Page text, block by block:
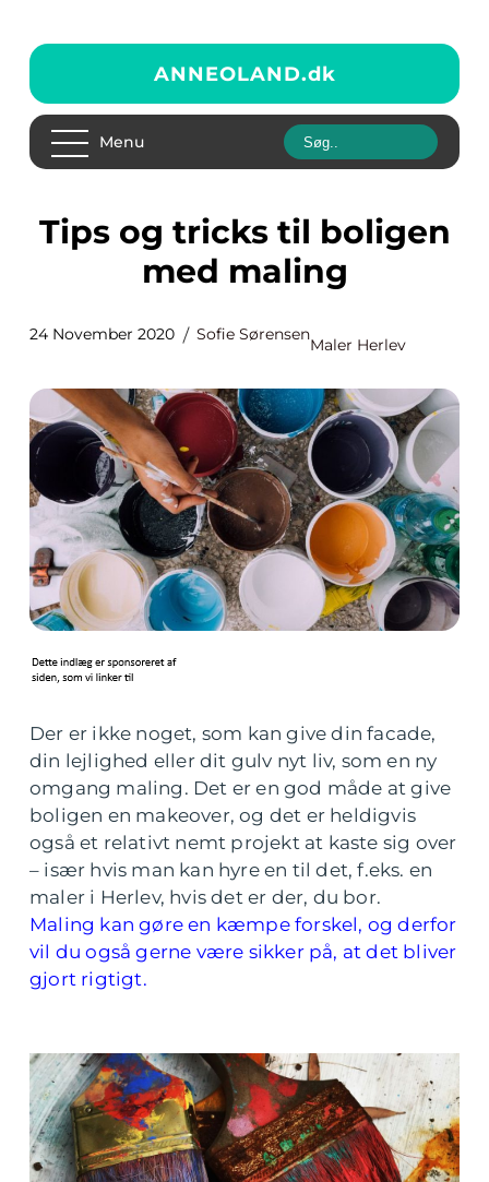
ANNEOLAND.dk
Menu
Tips og tricks til boligen
med maling
24 November 2020 Sofie Sørensen
Maler Herlev
Der er ikke noget, som kan give din facade,
din lejlighed eller dit gulv nyt liv, som en ny
omgang maling. Det er en god måde at give
boligen en makeover, og det er heldigvis
også et relativt nemt projekt at kaste sig over
– især hvis man kan hyre en til det, f.eks. en
maler i Herlev, hvis det er der, du bor.
Maling kan gøre en kæmpe forskel, og derfor
vil du også gerne være sikker på, at det bliver
gjort rigtigt.